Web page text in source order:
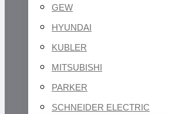
GEW
HYUNDAI
KUBLER
MITSUBISHI
PARKER
SCHNEIDER ELECTRIC